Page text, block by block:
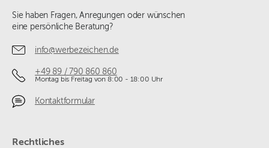
Sie haben Fragen, Anregungen oder wünschen
eine persönliche Beratung?
info@werbezeichen.de
+49 89 / 790 860 860
Montag bis Freitag von 8:00 - 18:00 Uhr
Kontaktformular
Rechtliches